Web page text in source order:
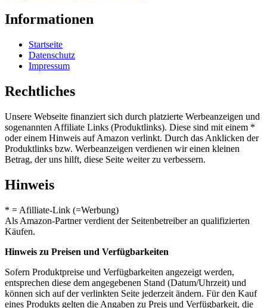
Informationen
Startseite
Datenschutz
Impressum
Rechtliches
Unsere Webseite finanziert sich durch platzierte Werbeanzeigen und
sogenannten Affiliate Links (Produktlinks). Diese sind mit einem *
oder einem Hinweis auf Amazon verlinkt. Durch das Anklicken der
Produktlinks bzw. Werbeanzeigen verdienen wir einen kleinen
Betrag, der uns hilft, diese Seite weiter zu verbessern.
Hinweis
* = Afilliate-Link (=Werbung)
Als Amazon-Partner verdient der Seitenbetreiber an qualifizierten
Käufen.
Hinweis zu Preisen und Verfügbarkeiten
Sofern Produktpreise und Verfügbarkeiten angezeigt werden,
entsprechen diese dem angegebenen Stand (Datum/Uhrzeit) und
können sich auf der verlinkten Seite jederzeit ändern. Für den Kauf
eines Produkts gelten die Angaben zu Preis und Verfügbarkeit, die